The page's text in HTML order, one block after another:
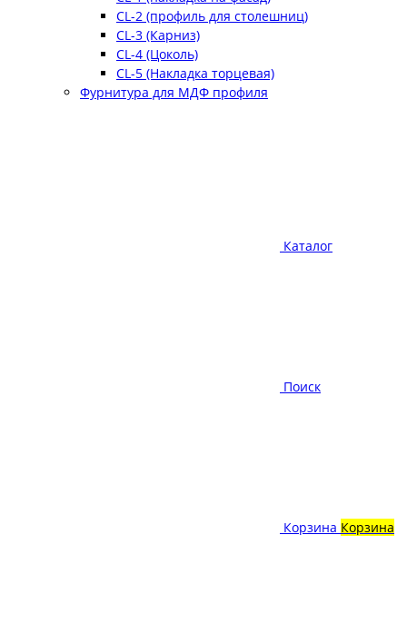
CL-2 (профиль для столешниц)
CL-3 (Карниз)
CL-4 (Цоколь)
CL-5 (Накладка торцевая)
Фурнитура для МДФ профиля
Каталог
Поиск
Корзина Корзина